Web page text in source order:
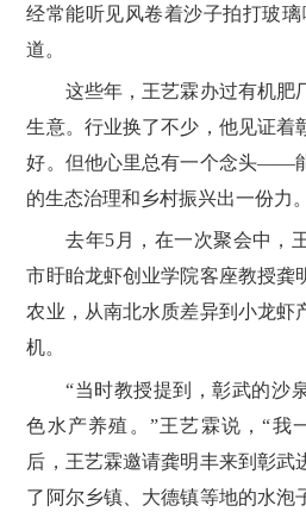
经常能听见风卷着沙子拍打玻
道。
这些年，王艺霖办过有机肥
生意。行业换了不少，他见证着
好。但他心里总有一个念头——
的生态治理和乡村振兴出一份力。
去年5月，在一次聚会中，
市盱眙龙虾创业学院客座教授龚
农业，从南北水质差异到小龙虾
机。
“当时教授提到，彰武的沙
色水产养殖。”王艺霖说，“我
后，王艺霖邀请龚明丰来到彰武
了阿尔乡镇、大德镇等地的水泡